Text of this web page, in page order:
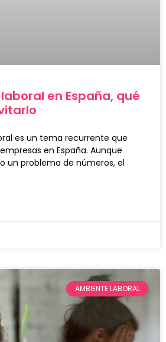
en España, qué
es un tema recurrente que
en España. Aunque
un problema de números, el
AMBIENTE LABORAL